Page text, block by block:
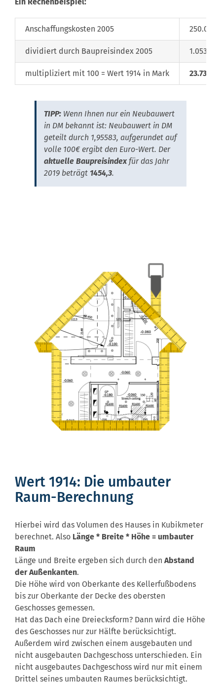
Ein Rechenbeispiel:
Anschaffungskosten 2005 250.000
dividiert durch Baupreisindex 2005 1.053,4
multipliziert mit 100 = Wert 1914 in Mark
TIPP: Wenn Ihnen nur ein Neubauwert
in DM bekannt ist: Neubauwert in DM
geteilt durch 1,95583, aufgerundet auf
volle 100€ ergibt den Euro-Wert. Der
aktuelle Baupreisindex für das Jahr
2019 beträgt 1454,3.
Wert 1914: Die umbauter
Raum-Berechnung
Hierbei wird das Volumen des Hauses in Kubikmeter
berechnet. Also Länge * Breite * Höhe = umbauter
Raum
Länge und Breite ergeben sich durch den Abstand
der Außenkanten.
Die Höhe wird von Oberkante des Kellerfußbodens
bis zur Oberkante der Decke des obersten
Geschosses gemessen.
Hat das Dach eine Dreiecksform? Dann wird die Höhe
des Geschosses nur zur Hälfte berücksichtigt.
Außerdem wird zwischen einem ausgebauten und
nicht ausgebauten Dachgeschoss unterschieden. Ein
nicht ausgebautes Dachgeschoss wird nur mit einem
Drittel seines umbauten Raumes berücksichtigt.